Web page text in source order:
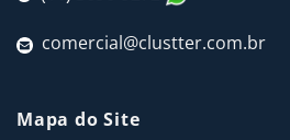
comercial@clustter.com.br
Mapa do Site